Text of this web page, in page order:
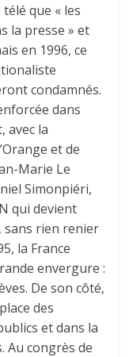
que « les
la presse » et
en 1996, ce
condamnés.
dans
avec la
et de
Marie Le
Simonpiéri,
qui devient
sans rien renier
la France
envergure :
De son côté,
des
et dans la
Au congrès de